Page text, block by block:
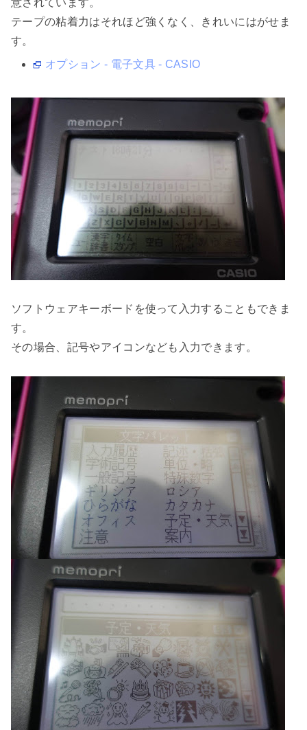
意されています。
テープの粘着力はそれほど強くなく、きれいにはがせま
す。
オプション - 電子文具 - CASIO
ソフトウェアキーボードを使って入力することもできま
す。
その場合、記号やアイコンなども入力できます。